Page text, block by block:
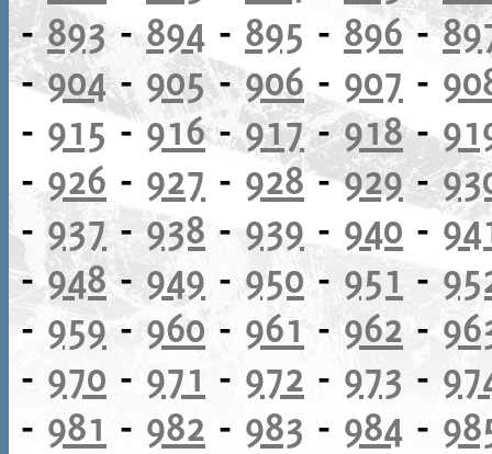
-893-894 - 895 - 896-
-904- 905-906 - 907 -
- 915 -916-917-918-
- 926 - 927 - 928-929-
- 937 -938 - 939 - 940 -
-948- 949 - 950 - 951 -
- 959 - 960 - 961 - 962 -
- 970 - 971 - 972 - 973 -
- 981 - 982 - 983 - 984 -